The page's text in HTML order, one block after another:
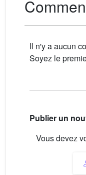
Il n'y a aucun
Soyez le
Publier un
Vous devez